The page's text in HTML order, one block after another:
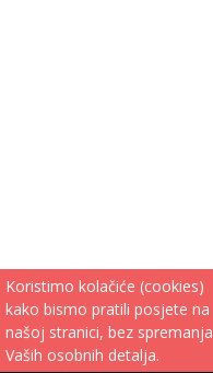
Koristimo kolačiće (cookies)
kako bismo pratili posjete na
našoj stranici, bez spremanja
Vaših osobnih detalja.